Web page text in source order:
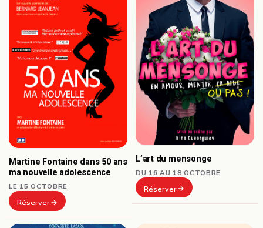
Martine Fontaine dans 50 ans
ma nouvelle adolescence
LE 15 OCTOBRE
Réserver
L’art du mensonge
DU 16 AU 18 OCTOBRE
Réserver